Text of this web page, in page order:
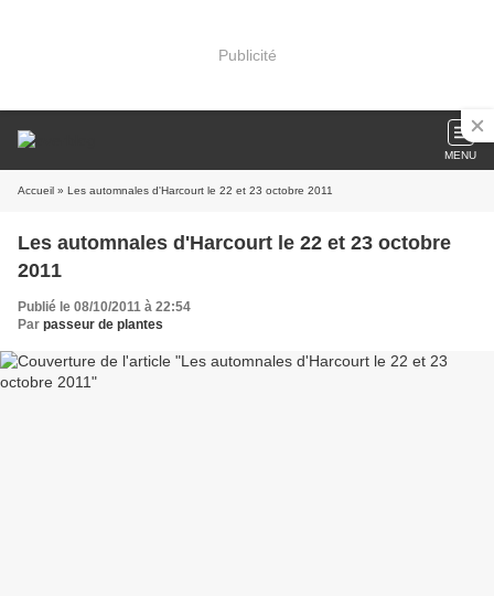
Publicité
MENU
Accueil » Les automnales d'Harcourt le 22 et 23 octobre 2011
Les automnales d'Harcourt le 22 et 23 octobre
2011
Publié le 08/10/2011 à 22:54
Par passeur de plantes